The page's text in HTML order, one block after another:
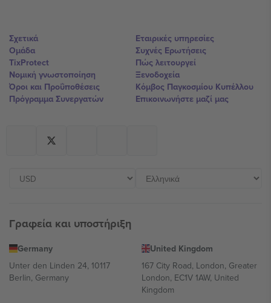
Σχετικά
Ομάδα
TixProtect
Νομική γνωστοποίηση
Όροι και Προΰποθέσεις
Πρόγραμμα Συνεργατών
Εταιρικές υπηρεσίες
Συχνές Ερωτήσεις
Πώς λειτουργεί
Ξενοδοχεία
Κόμβος Παγκοσμίου Κυπέλλου
Επικοινωνήστε μαζί μας
Γραφεία και υποστήριξη
Germany
Unter den Linden 24, 10117
Berlin, Germany
United Kingdom
167 City Road, London, Greater
London, EC1V 1AW, United
Kingdom